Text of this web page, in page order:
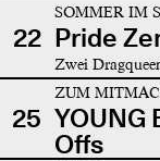
22
SOMMER IM
Pride
Zwei
25
ZUM
YOUNG
Offs